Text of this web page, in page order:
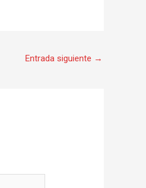
Entrada siguiente →